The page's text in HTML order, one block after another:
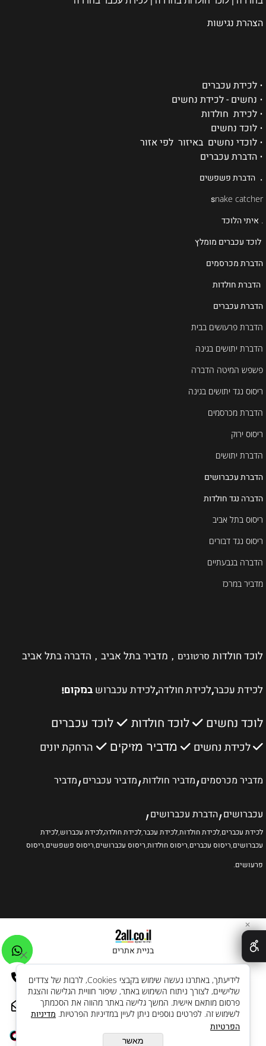
הצהרת נגישות
• לכידת עכברים
• נחשים - לכידת נחשים
• לכידת חולדות
• לוכד נחשים
• לוכדי נחשים באיזור לפי אזור
• הדברת עכברים
. הדברת פשפשים
snake catcher
. איתי הלוכד
לוכד עכברים מומלץ
הדברת מכרסמים
הדברת חולדות
הדברת עכברים
הדברת פרעושים בבית
הדברת יתושים בגינה
פשפש המיטה הדברה
ריסוס נגד יתושים בגינה
הדברת מכרסמים
ריסוס ירוק
הדברת יתושים
הדברת עכברושים
הדברה נגד חולדות
ריסוס בתל אביב
ריסוס נגד דבורים
הדברה בגבעתיים
מדביר במרכז
לוכד חולדות סרטונים , מדביר בתל אביב , הדברה בתל אביב
לכידת עכבר,לכידת חולדה,לכידת עכברוש במקום!
לוכד נחשים לוכד חולדות לוכד עכברים
לכידת נחשים מדביר מזיקים הרחקת יונים
מדביר מכרסמים,מדביר חולדות,מדביר עכברים,מדביר
עכברושים,הדברת עכברושים,
לכידת עכברים,לכידת חולדות,לכידת עכבר,לכידת חולדה,לכידת עכברוש,לכידת
עכברושים,ריסוס עכברים,ריסוס חולדות,ריסוס עכברושים,ריסוס פשפשים,ריסוס
פרעושים.
בניית אתרים
✕
לידיעתך, באתרנו נעשה שימוש בקבצי Cookies, לרבות של צדדים
שלישיים, לצורך ניתוח השימוש באתר, שיפור חוויית הגלישה והצגת
פרסום מותאם אישית. המשך גלישה באתר מהווה את הסכמתך
לשימוש זה. לפרטים נוספים ניתן לעיין במדיניות הפרטיות. מדיניות
הפרטיות
מאשר